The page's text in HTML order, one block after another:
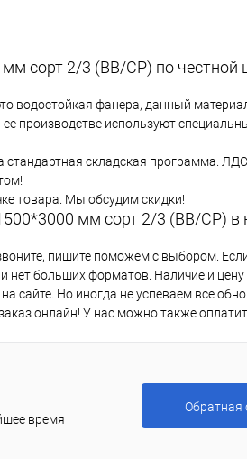
сорт 2/3 (ВВ/СР) по честной
водостойкая фанера, данный
производстве используют
складская программа.
товара. Мы обсудим скидки!
мм сорт 2/3 (ВВ/СР)
пишите поможем с выбором.
больших форматов. Наличие и цену
Но иногда не успеваем все
онлайн! У нас можно также
время
Обратная